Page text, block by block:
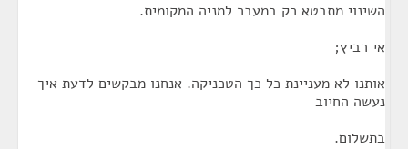
השינוי מתבטא רק במעבר למניה המקומית.
אי רביץ;
אותנו לא מעניינת כל כך הטכניקה. אנחנו מבקשים לדעת איך
נעשה החיוב
בתשלום.